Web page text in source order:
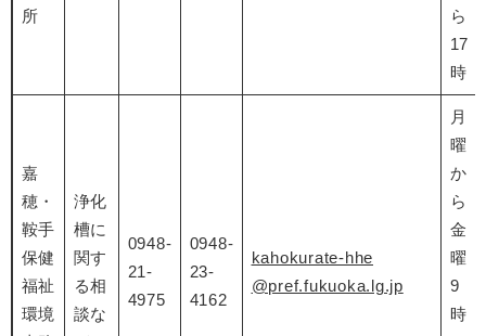
所
ら
17
時
嘉
穂・
鞍手
保健
福祉
環境
浄化
槽に
関す
る相
談な
0948-
21-
4975
0948-
23-
4162
kahokurate-hhe
@pref.fukuoka.lg.jp
月
曜
か
ら
金
曜
9
時